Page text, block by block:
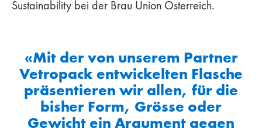
Sustainability bei der Brau Union Österreich.
«Mit der von unserem Partner
Vetropack entwickelten Flasche
präsentieren wir allen, für die
bisher Form, Grösse oder
Gewicht ein Argument gegen